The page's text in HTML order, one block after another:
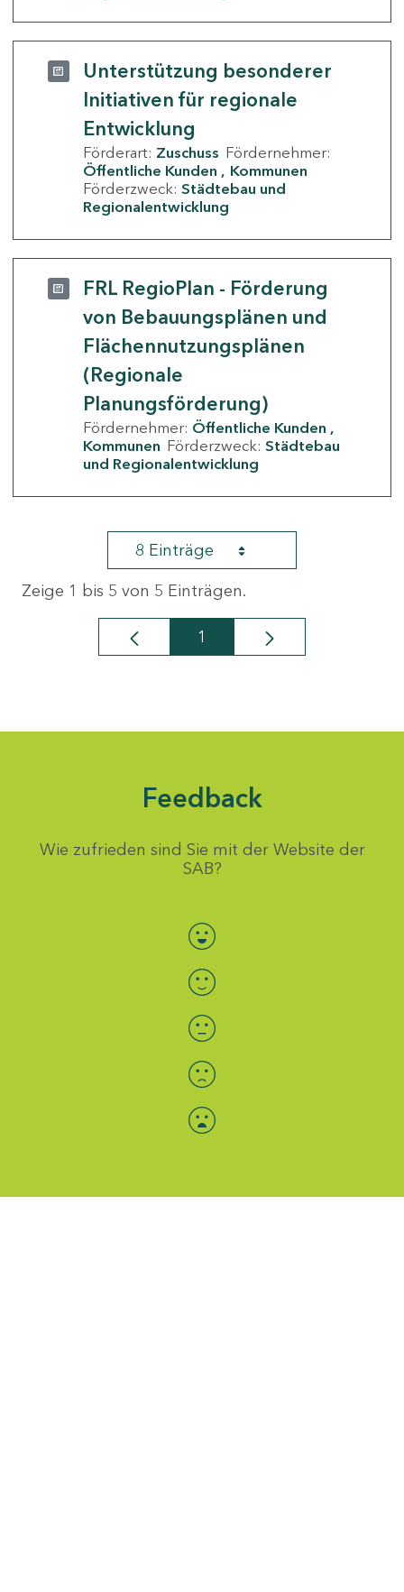
Unterstützung besonderer
Initiativen für regionale
Entwicklung
Förderart: Zuschuss Fördernehmer:
Öffentliche Kunden
Kommunen
Förderzweck: Städtebau und
Regionalentwicklung
FRL RegioPlan - Förderung
von Bebauungsplänen und
Flächennutzungsplänen
(Regionale
Planungsförderung)
Fördernehmer: Öffentliche Kunden
Kommunen Förderzweck: Städtebau
und Regionalentwicklung
8 Einträge
Zeige 1 bis 5 von 5 Einträgen.
Seite
1
Feedback
Wie zufrieden sind Sie mit der Website der
SAB?
Bewertung auswählen